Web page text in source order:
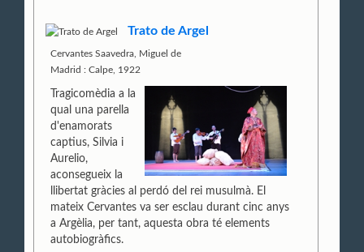
Trato de Argel
Cervantes Saavedra, Miguel de
Madrid : Calpe, 1922
Tragicomèdia a la
qual una parella
d'enamorats
captius, Silvia i
Aurelio,
aconsegueix la
llibertat gràcies al perdó del rei musulmà. El
mateix Cervantes va ser esclau durant cinc anys
a Argèlia, per tant, aquesta obra té elements
autobiogràfics.